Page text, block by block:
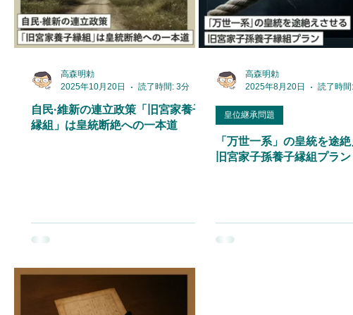
自民·維新の連立政策「旧宮家養子
縁組」は皇統断絶への一本道
高森明勅
2025年10月20日
読了時間: 3分
「万世一系」の皇統を途絶
旧宮家子孫養子縁組プラン
皇位継承問題
高森明勅
2025年8月20日
読了時